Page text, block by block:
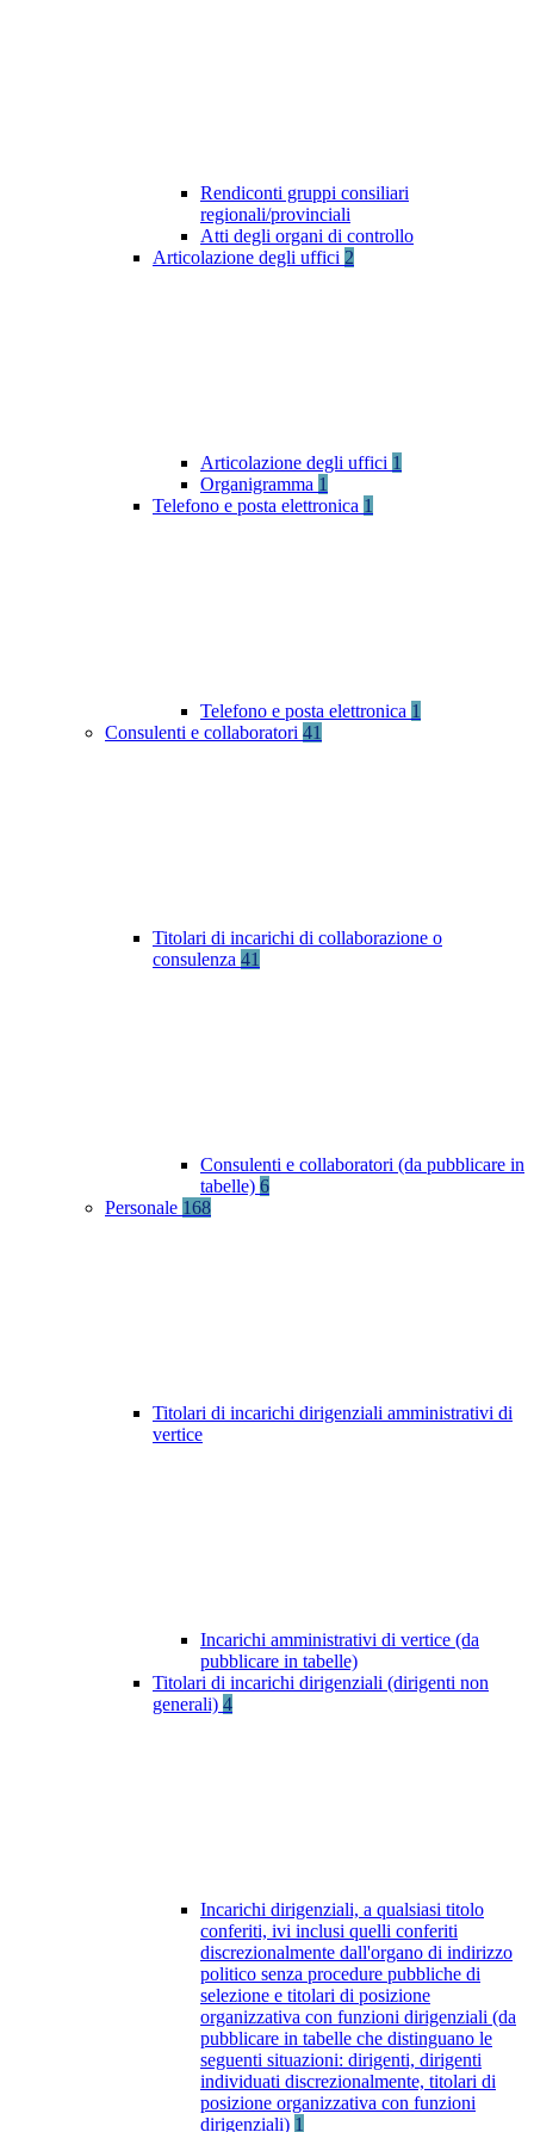
Rendiconti gruppi consiliari
regionali/provinciali
Atti degli organi di controllo
Articolazione degli uffici 2
Articolazione degli uffici 1
Organigramma 1
Telefono e posta elettronica 1
Telefono e posta elettronica 1
Consulenti e collaboratori 41
Titolari di incarichi di collaborazione o
consulenza 41
Consulenti e collaboratori (da pubblicare in
tabelle) 6
Personale 168
Titolari di incarichi dirigenziali amministrativi di
vertice
Incarichi amministrativi di vertice (da
pubblicare in tabelle)
Titolari di incarichi dirigenziali (dirigenti non
generali) 4
Incarichi dirigenziali, a qualsiasi titolo
conferiti, ivi inclusi quelli conferiti
discrezionalmente dall'organo di indirizzo
politico senza procedure pubbliche di
selezione e titolari di posizione
organizzativa con funzioni dirigenziali (da
pubblicare in tabelle che distinguano le
seguenti situazioni: dirigenti, dirigenti
individuati discrezionalmente, titolari di
posizione organizzativa con funzioni
dirigenziali) 1